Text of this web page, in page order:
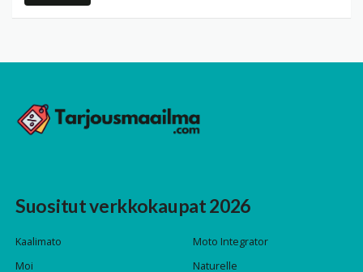
Suositut verkkokaupat 2026
Kaalimato
Moto Integrator
Moi
Naturelle